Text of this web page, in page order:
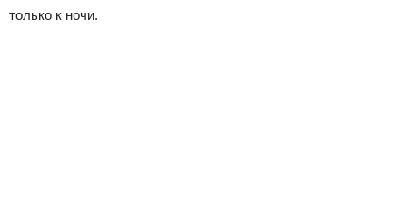
только к ночи.